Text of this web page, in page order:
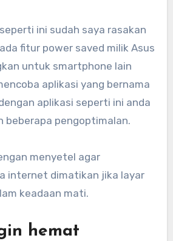
ini sudah saya rasakan
fitur power saved milik Asus
untuk smartphone lain
aplikasi yang bernama
aplikasi seperti ini anda
beberapa pengoptimalan.
menyetel agar
internet dimatikan jika layar
keadaan mati.
hemat